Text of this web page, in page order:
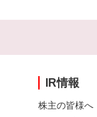
IR情報
株主の皆様へ